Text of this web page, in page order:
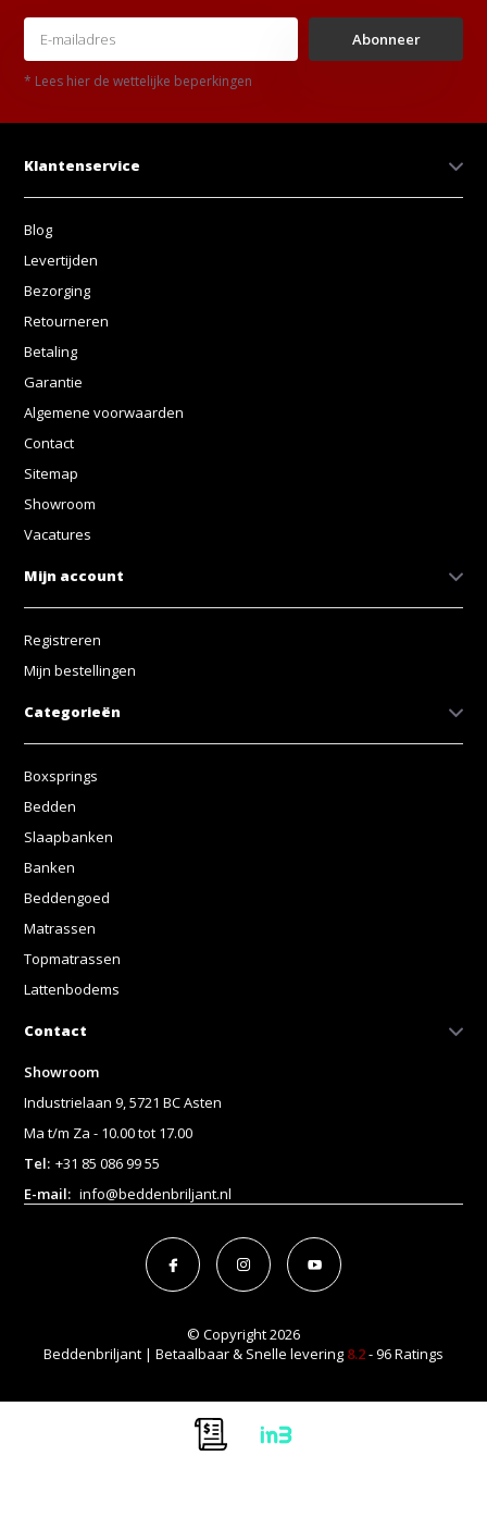
Abonneer
* Lees hier de wettelijke beperkingen
Klantenservice
Blog
Levertijden
Bezorging
Retourneren
Betaling
Garantie
Algemene voorwaarden
Contact
Sitemap
Showroom
Vacatures
Mijn account
Registreren
Mijn bestellingen
Categorieën
Boxsprings
Bedden
Slaapbanken
Banken
Beddengoed
Matrassen
Topmatrassen
Lattenbodems
Contact
Showroom
Industrielaan 9, 5721 BC Asten
Ma t/m Za - 10.00 tot 17.00
Tel: +31 85 086 99 55
E-mail: info@beddenbriljant.nl
© Copyright 2026
Beddenbriljant | Betaalbaar & Snelle levering 8.2- 96 Ratings